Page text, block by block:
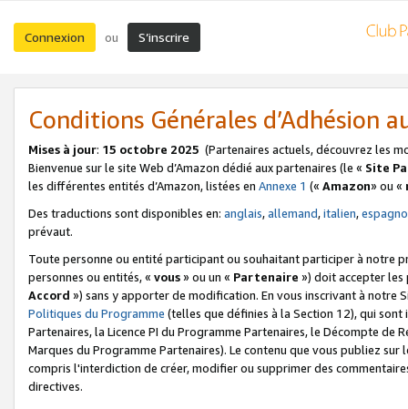
Connexion ou S’inscrire
Conditions Générales d’Adhésion
Mises à jour: 15 octobre 2025 (Partenaires actuels, découvrez les
Bienvenue sur le site Web d’Amazon dédié aux partenaires (le « Site
les différentes entités d’Amazon, listées en Annexe 1 (« Amazon» ou «
Des traductions sont disponibles en: anglais,allemand,italien,
prévaut.
Toute personne ou entité participant ou souhaitant participer à notre
personnes ou entités, « vous» ou un « Partenaire ») doit accepter les
Accord ») sans y apporter de modification. En vous inscrivant à notre
Politiques du Programme (telles que définies à la Section 12), qui
Partenaires, la Licence PI du Programme Partenaires, le Décompte de
Marques du Programme Partenaires). Le contenu que vous publiez
compris l'interdiction de créer, modifier ou supprimer des
directives.